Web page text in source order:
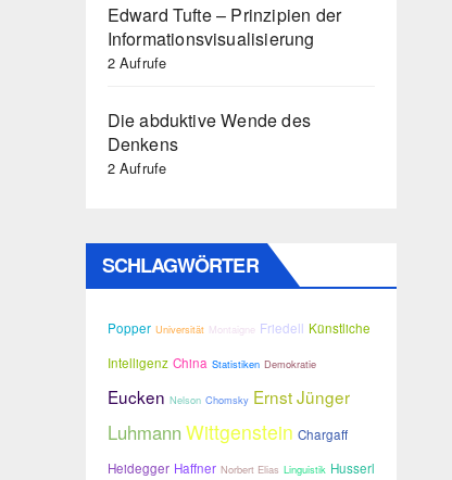
Edward Tufte – Prinzipien der
Informationsvisualisierung
2 Aufrufe
Die abduktive Wende des
Denkens
2 Aufrufe
SCHLAGWÖRTER
Popper Universität Montaigne Friedell Künstliche
Intelligenz China Statistiken Demokratie
Eucken Nelson Chomsky Ernst Jünger
Luhmann Wittgenstein Chargaff
Heidegger Haffner Norbert Elias Linguistik Husserl